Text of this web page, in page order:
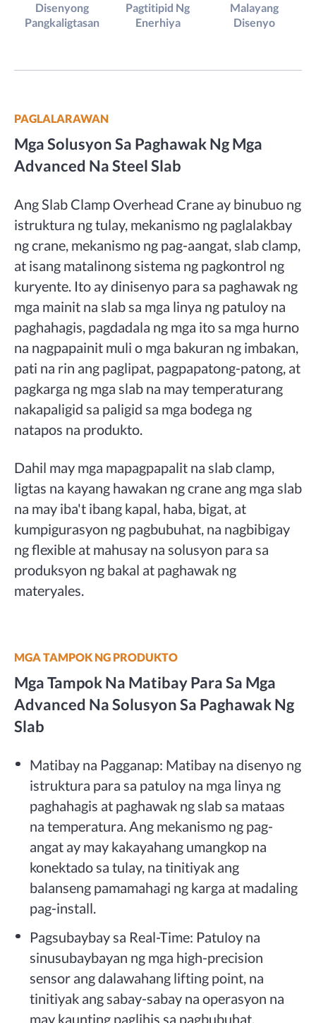
Disenyong
Pangkaligtasan
Pagtitipid Ng
Enerhiya
Malayang
Disenyo
PAGLALARAWAN
Mga Solusyon Sa Paghawak Ng Mga
Advanced Na Steel Slab
Ang Slab Clamp Overhead Crane ay binubuo ng
istruktura ng tulay, mekanismo ng paglalakbay
ng crane, mekanismo ng pag-aangat, slab clamp,
at isang matalinong sistema ng pagkontrol ng
kuryente. Ito ay dinisenyo para sa paghawak ng
mga mainit na slab sa mga linya ng patuloy na
paghahagis, pagdadala ng mga ito sa mga hurno
na nagpapainit muli o mga bakuran ng imbakan,
pati na rin ang paglipat, pagpapatong-patong, at
pagkarga ng mga slab na may temperaturang
nakapaligid sa paligid sa mga bodega ng
natapos na produkto.
Dahil may mga mapagpapalit na slab clamp,
ligtas na kayang hawakan ng crane ang mga slab
na may iba't ibang kapal, haba, bigat, at
kumpigurasyon ng pagbubuhat, na nagbibigay
ng flexible at mahusay na solusyon para sa
produksyon ng bakal at paghawak ng
materyales.
MGA TAMPOK NG PRODUKTO
Mga Tampok Na Matibay Para Sa Mga
Advanced Na Solusyon Sa Paghawak Ng
Slab
Matibay na Pagganap: Matibay na disenyo ng
istruktura para sa patuloy na mga linya ng
paghahagis at paghawak ng slab sa mataas
na temperatura. Ang mekanismo ng pag-
angat ay may kakayahang umangkop na
konektado sa tulay, na tinitiyak ang
balanseng pamamahagi ng karga at madaling
pag-install.
Pagsubaybay sa Real-Time: Patuloy na
sinusubaybayan ng mga high-precision
sensor ang dalawahang lifting point, na
tinitiyak ang sabay-sabay na operasyon na
may kaunting paglihis sa pagbubuhat.